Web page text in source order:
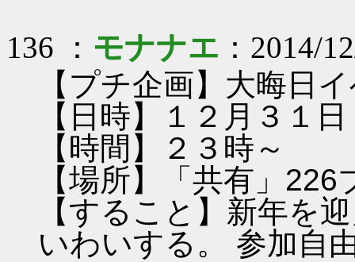
136 ： モナナエ ：2014/
【プチ企画】大晦日
【日時】１２月３１日
【時間】２３時～
【場所】「共有」226
【すること】新年を
いわいする。 参加自